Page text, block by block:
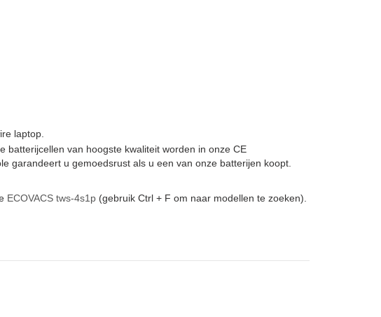
laptop.
batterijcellen van hoogste kwaliteit worden in onze CE
garandeert u gemoedsrust als u een van onze batterijen koopt.
ECOVACS tws-4s1p(gebruik Ctrl + F om naar modellen te zoeken).